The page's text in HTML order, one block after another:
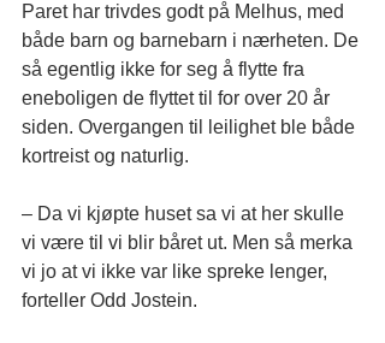
Paret har trivdes godt på Melhus, med
både barn og barnebarn i nærheten. De
så egentlig ikke for seg å flytte fra
eneboligen de flyttet til for over 20 år
siden. Overgangen til leilighet ble både
kortreist og naturlig.
– Da vi kjøpte huset sa vi at her skulle
vi være til vi blir båret ut. Men så merka
vi jo at vi ikke var like spreke lenger,
forteller Odd Jostein.